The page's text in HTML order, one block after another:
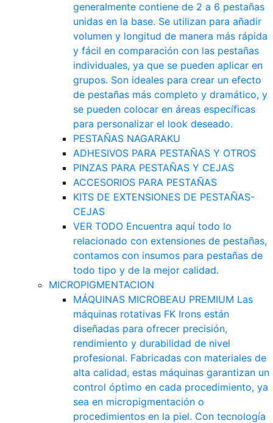
generalmente contiene de 2 a 6 pestañas
unidas en la base. Se utilizan para añadir
volumen y longitud de manera más rápida
y fácil en comparación con las pestañas
individuales, ya que se pueden aplicar en
grupos. Son ideales para crear un efecto
de pestañas más completo y dramático, y
se pueden colocar en áreas específicas
para personalizar el look deseado.
PESTAÑAS NAGARAKU
ADHESIVOS PARA PESTAÑAS Y OTROS
PINZAS PARA PESTAÑAS Y CEJAS
ACCESORIOS PARA PESTAÑAS
KITS DE EXTENSIONES DE PESTAÑAS-
CEJAS
VER TODO Encuentra aquí todo lo
relacionado con extensiones de pestañas,
contamos con insumos para pestañas de
todo tipo y de la mejor calidad.
MICROPIGMENTACION
MÁQUINAS MICROBEAU PREMIUM Las
máquinas rotativas FK Irons están
diseñadas para ofrecer precisión,
rendimiento y durabilidad de nivel
profesional. Fabricadas con materiales de
alta calidad, estas máquinas garantizan un
control óptimo en cada procedimiento, ya
sea en micropigmentación o
procedimientos en la piel. Con tecnología